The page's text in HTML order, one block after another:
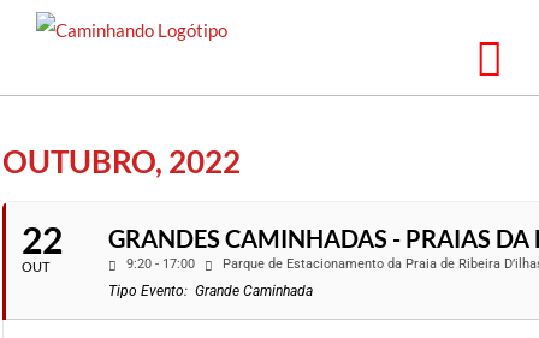
Saltar
OUTUBRO, 2022
22
OUT
GRANDES CAMINHADAS - PRAIAS DA
9:20 - 17:00 Parque de Estacionamento da Praia de Ribeira
Tipo Evento: Grande Caminhada